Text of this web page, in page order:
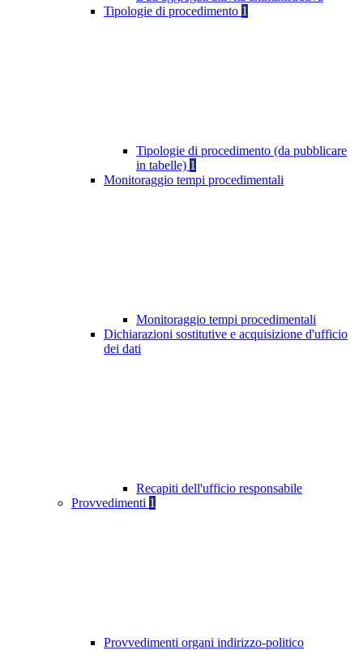
Tipologie di procedimento 1
Tipologie di procedimento (da pubblicare
in tabelle) 1
Monitoraggio tempi procedimentali
Monitoraggio tempi procedimentali
Dichiarazioni sostitutive e acquisizione d'ufficio
dei dati
Recapiti dell'ufficio responsabile
Provvedimenti 1
Provvedimenti organi indirizzo-politico